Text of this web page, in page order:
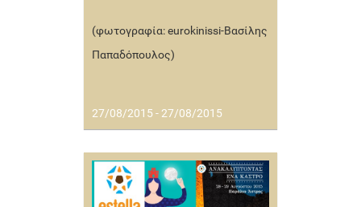
(φωτογραφία: eurokinissi-Βασίλης
Παπαδόπουλος)
27/08/2015 - 27/08/2015